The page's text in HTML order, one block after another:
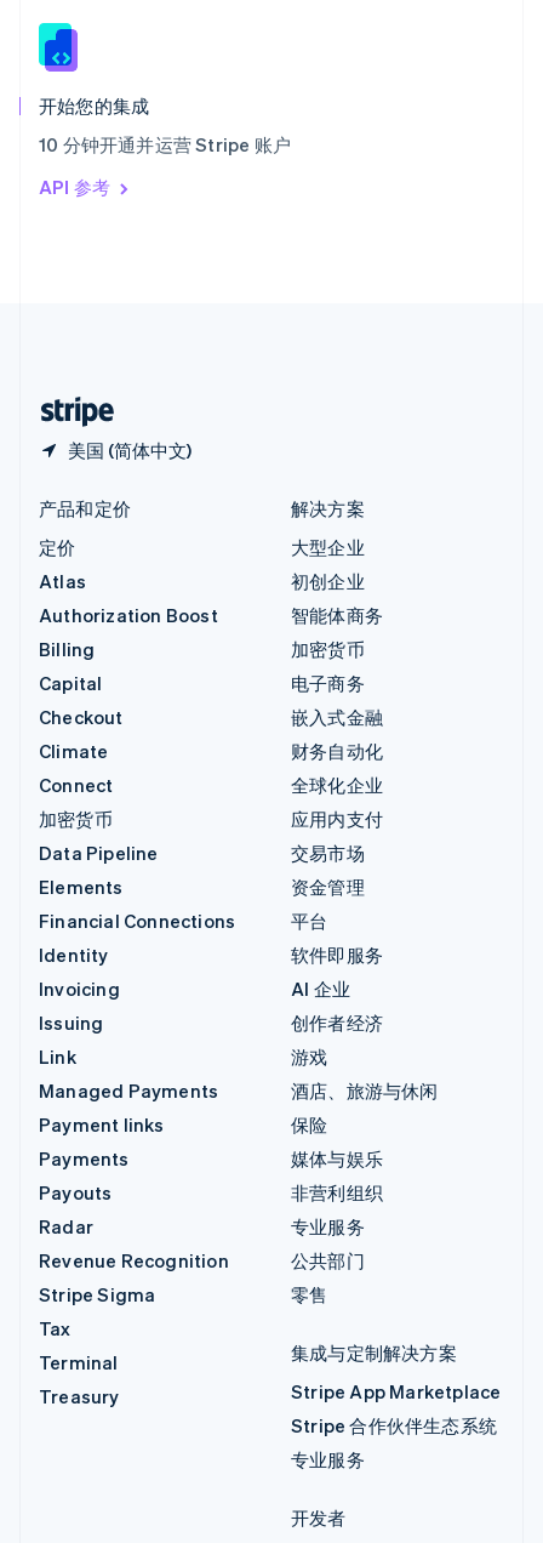
开始您的集成
10 分钟开通并运营 Stripe 账户
API 参考
美国 (简体中文)
新西兰
匈牙利
English
ItalianoEnglish
印度
English
产品和定价
定价
Atlas
Authorization Boost
Billing
Capital
Checkout
Climate
Connect
加密货币
Data Pipeline
Elements
Financial Connections
Identity
Invoicing
Issuing
Link
Managed Payments
Payment links
Payments
Payouts
Radar
Revenue Recognition
Stripe Sigma
Tax
Terminal
Treasury
解决方案
大型企业
初创企业
智能体商务
加密货币
电子商务
嵌入式金融
财务自动化
全球化企业
应用内支付
交易市场
资金管理
平台
软件即服务
AI 企业
创作者经济
游戏
酒店、旅游与休闲
保险
媒体与娱乐
非营利组织
专业服务
公共部门
零售
集成与定制解决方案
Stripe App Marketplace
Stripe 合作伙伴生态系统
专业服务
开发者